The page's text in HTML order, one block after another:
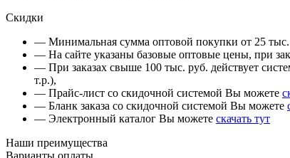
Скидки
— Минимальная сумма оптовой покупки от 25 тыс.
— На сайте указаны базовые оптовые цены, при
— При заказах свыше 100 тыс. руб. действует
т.р.),
— Прайс-лист со скидочной системой Вы можете
— Бланк заказа со скидочной системой Вы можете
— Электронный каталог Вы можете скачать тут
Наши преимущества
Варианты оплаты